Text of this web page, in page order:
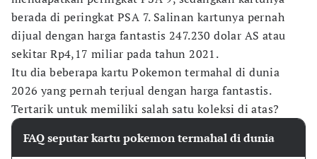
berada di peringkat PSA 7. Salinan kartunya pernah
dijual dengan harga fantastis 247.230 dolar AS atau
sekitar Rp4,17 miliar pada tahun 2021.
Itu dia beberapa kartu Pokemon termahal di dunia
2026 yang pernah terjual dengan harga fantastis.
Tertarik untuk memiliki salah satu koleksi di atas?
FAQ seputar kartu pokemon termahal di dunia